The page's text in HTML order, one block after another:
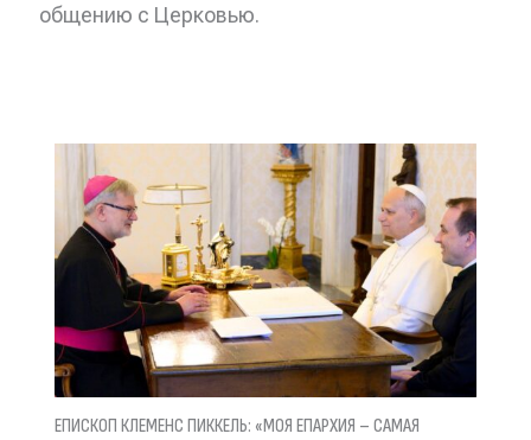
общению с Церковью.
ЕПИСКОП КЛЕМЕНС ПИККЕЛЬ: «МОЯ ЕПАРХИЯ – САМАЯ